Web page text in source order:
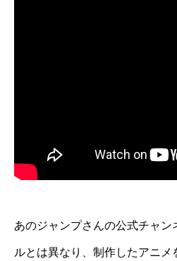
あのジャンプさんの公式チャン
ルとは異なり、制作したアニメ